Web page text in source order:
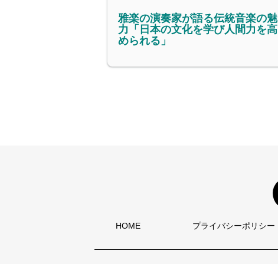
雅楽の演奏家が語る伝統音楽の魅
力「日本の文化を学び人間力を高
められる」
HOME プライバシーポリシー